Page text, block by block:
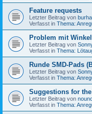
Feature requests
Letzter Beitrag von
Verfasst in Thema:
Problem mit
Letzter Beitrag von
Verfasst in Thema:
Runde SMD-Pads
Letzter Beitrag von
Verfasst in Thema:
Suggestions for
Letzter Beitrag von
Verfasst in Thema: